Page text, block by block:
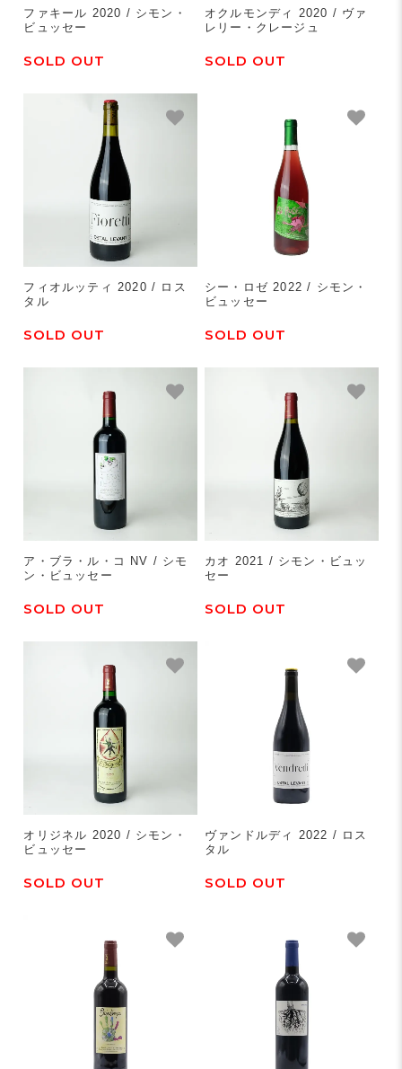
ファキール 2020 / シモン・
ビュッセー
SOLD OUT
オクルモンディ 2020 / ヴァ
レリー・クレージュ
SOLD OUT
フィオルッティ 2020 / ロス
タル
SOLD OUT
シー・ロゼ 2022 / シモン・
ビュッセー
SOLD OUT
ア・ブラ・ル・コ NV / シモ
ン・ビュッセー
SOLD OUT
カオ 2021 / シモン・ビュッ
セー
SOLD OUT
オリジネル 2020 / シモン・
ビュッセー
SOLD OUT
ヴァンドルディ 2022 / ロス
タル
SOLD OUT